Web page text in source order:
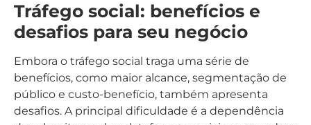
Tráfego social: benefícios e
desafios para seu negócio
Embora o tráfego social traga uma série de
benefícios, como maior alcance, segmentação de
público e custo-benefício, também apresenta
desafios. A principal dificuldade é a dependência